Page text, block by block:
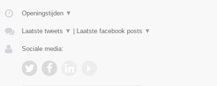
Openingstijden ▼
Laatste tweets ▼ Laatste facebook posts ▼
Sociale media: